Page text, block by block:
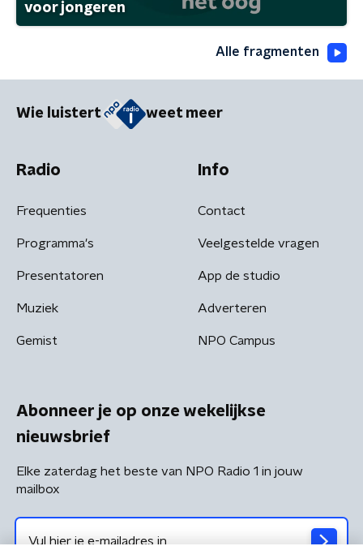
voor jongeren
Alle fragmenten
Wie luistert weet meer
Radio
Frequenties
Programma's
Presentatoren
Muziek
Gemist
Info
Contact
Veelgestelde vragen
App de studio
Adverteren
NPO Campus
Abonneer je op onze wekelijkse
nieuwsbrief
Elke zaterdag het beste van NPO Radio 1 in jouw
mailbox